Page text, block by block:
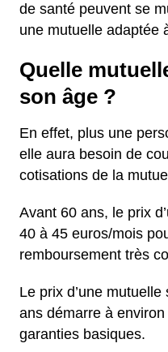
de santé peuvent se
une mutuelle adaptée
Quelle
son âge ?
En effet, plus une
elle aura besoin de
cotisations de la
Avant 60 ans, le prix
40 à 45 euros/mois
remboursement très
Le prix d’une
ans démarre à
garanties basiques.